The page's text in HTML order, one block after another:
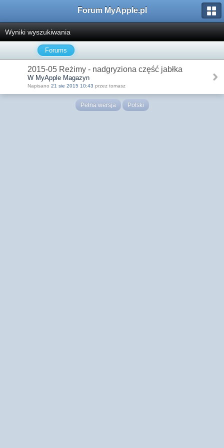
Forum MyApple.pl
Wyniki wyszukiwania
Forums
2015-05 Reżimy - nadgryziona część jabłka
W MyApple Magazyn
Napisano 21 sie 2015 10:43 przez tomasz
Pełna wersja Polski